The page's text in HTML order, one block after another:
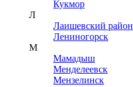
Кукмор
Л
Лаишевский район
Лениногорск
М
Мамадыш
Менделеевск
Мензелинск